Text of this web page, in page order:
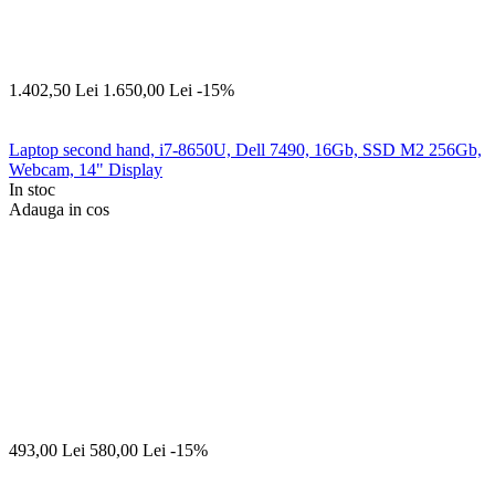
1.402,50 Lei 1.650,00 Lei -15%
Laptop second hand, i7-8650U, Dell 7490, 16Gb, SSD M2 256Gb,
Webcam, 14" Display
In stoc
Adauga in cos
493,00 Lei 580,00 Lei -15%